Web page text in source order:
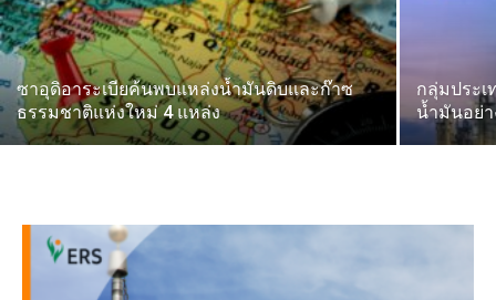
ซาอุดิอาระเบียค้นพบแหล่งน้ำมันดิบและก๊าซ
ธรรมชาติแห่งใหม่ 4 แหล่ง
กลุ่มประเ
น้ำมันอย่า